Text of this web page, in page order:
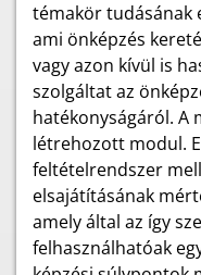
témakör tudásának
ami önképzés
vagy azon kívül is
szolgáltat az
hatékonyságáról. A
létrehozott modul.
feltételrendszer
elsajátításának
amely által az így
felhasználhatóak